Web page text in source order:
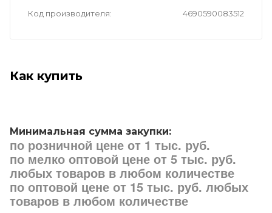
Код производителя 4690590083512
Как купить
Минимальная сумма закупки:
по розничной цене от 1 тыс. руб.
по мелко оптовой цене от 5 тыс. руб.
любых товаров в любом количестве
по оптовой цене от 15 тыс. руб. любых
товаров в любом количестве